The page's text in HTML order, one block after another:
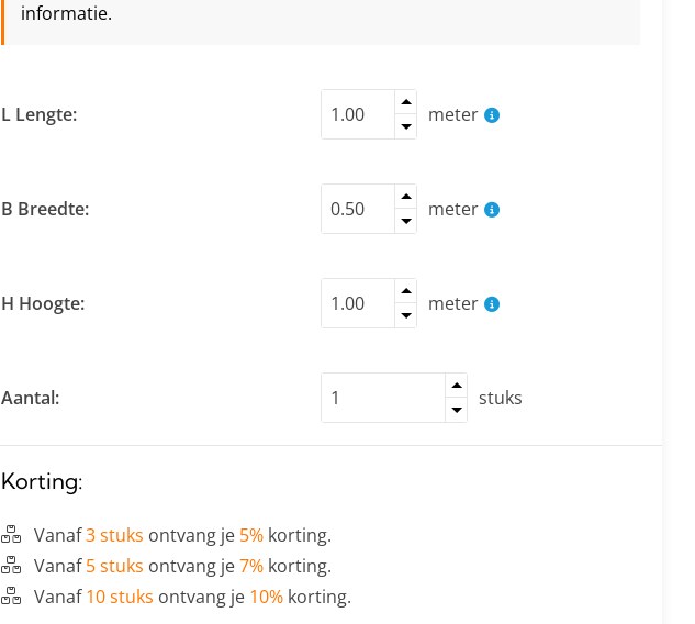
informatie.
L Lengte: meter
B Breedte: meter
H Hoogte: meter
Aantal: stuks
Korting:
Vanaf3 stuks ontvang je 5% korting.
Vanaf5 stuks ontvang je7% korting.
Vanaf10 stuks ontvang je 10% korting.